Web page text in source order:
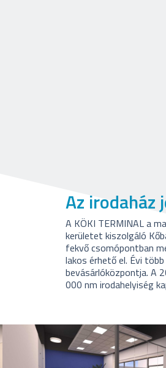
Az irodaház
A KÖKI TERMINAL a
kerületet kiszolgáló
fekvő csomópontban
lakos érhető el. Évi
bevásárlóközpontja. A
000 nm irodahelyiség